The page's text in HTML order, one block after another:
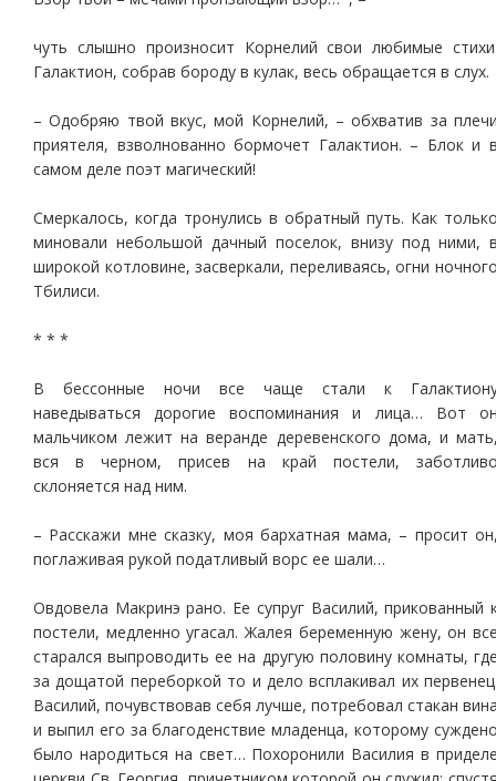
чуть слышно произносит Корнелий свои любимые
Галактион, собрав бороду в кулак, весь обращается в слух.
– Одобряю твой вкус, мой Корнелий, – обхватив за
приятеля, взволнованно бормочет Галактион. – Блок и
самом деле поэт магический!
Смеркалось, когда тронулись в обратный путь. Как
миновали небольшой дачный поселок, внизу под ними,
широкой котловине, засверкали, переливаясь, огни
Тбилиси.
* * *
В бессонные ночи все чаще стали к
наведываться дорогие воспоминания и лица… Вот
мальчиком лежит на веранде деревенского дома, и
вся в черном, присев на край постели,
склоняется над ним.
– Расскажи мне сказку, моя бархатная мама, – просит
поглаживая рукой податливый ворс ее шали…
Овдовела Макринэ рано. Ее супруг Василий, прикованный
постели, медленно угасал. Жалея беременную жену, он
старался выпроводить ее на другую половину комнаты,
за дощатой переборкой то и дело всплакивал их
Василий, почувствовав себя лучше, потребовал стакан
и выпил его за благоденствие младенца, которому
было народиться на свет… Похоронили Василия в